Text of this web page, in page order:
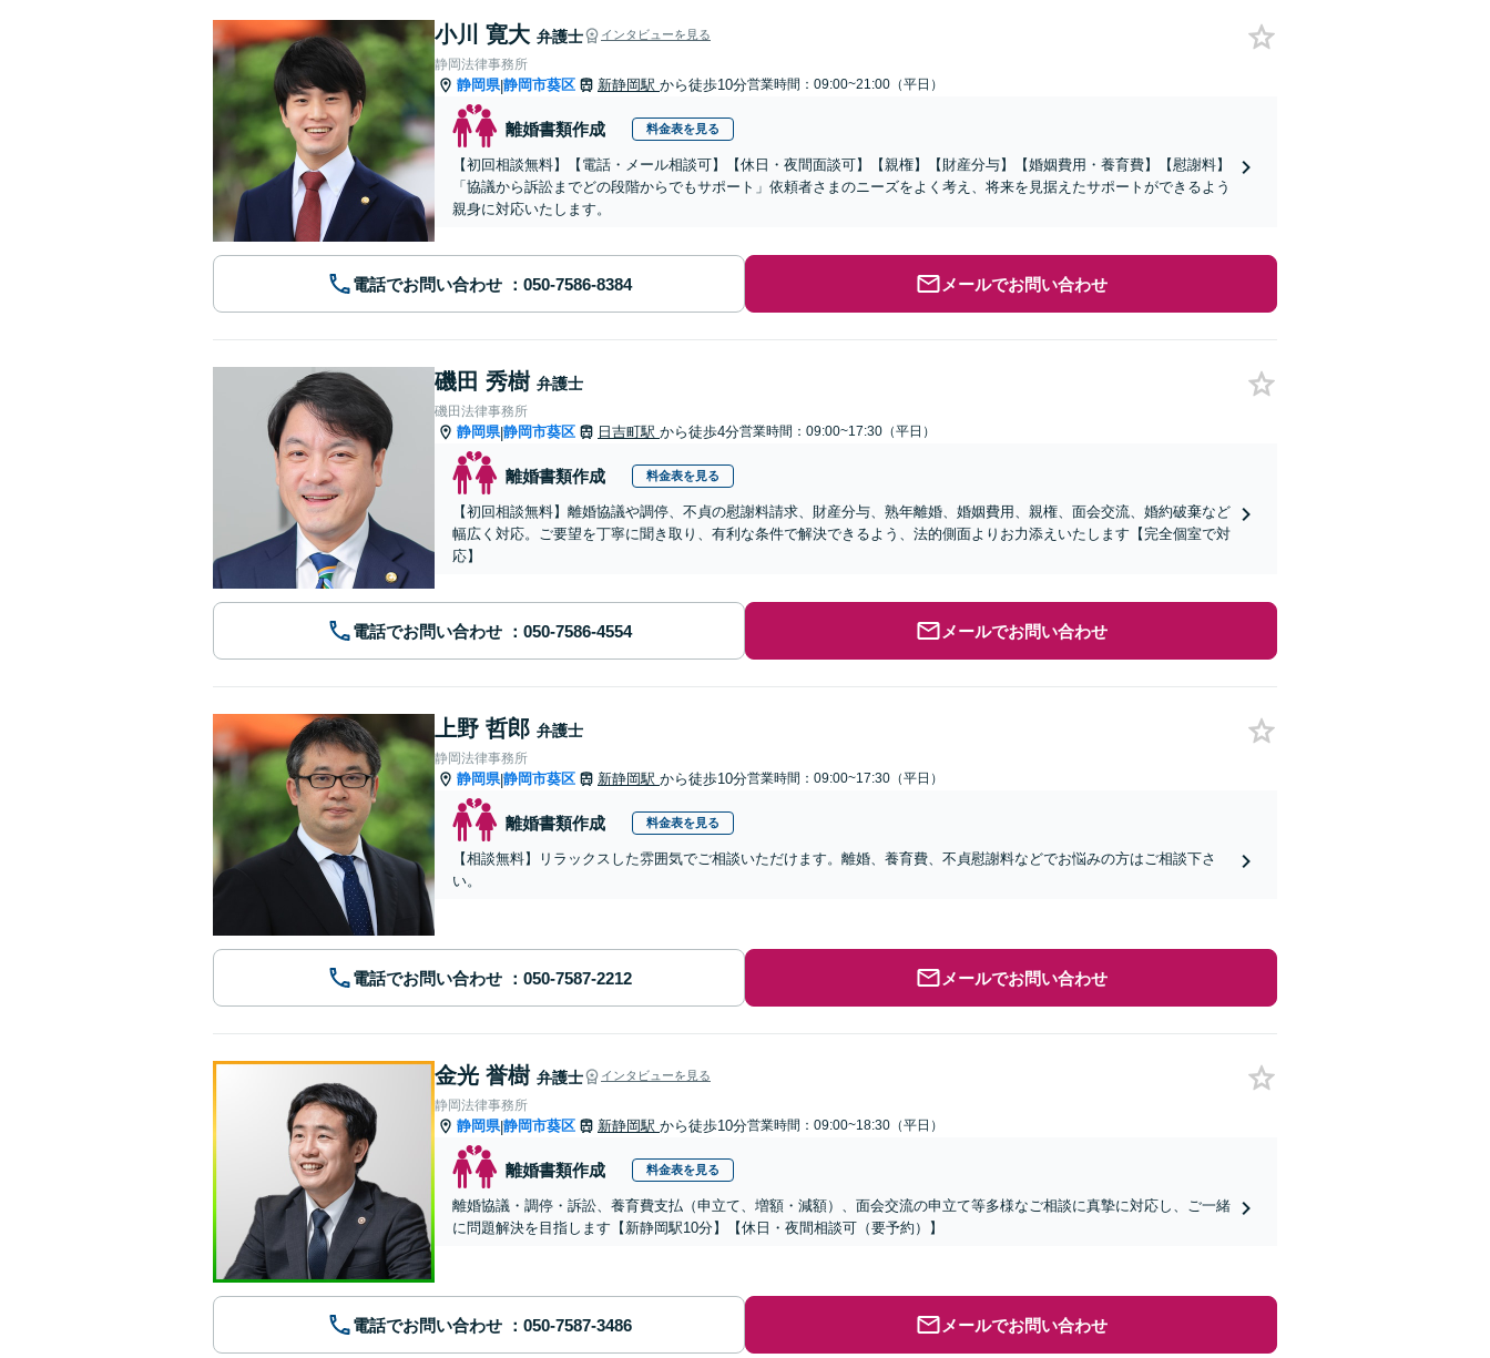
小川 寛大 弁護士 インタビューを見る
静岡法律事務所
静岡県|静岡市葵区 新静岡駅 から徒歩10分営業時間：09:00~21:00（平日）
離婚書類作成 料金表を見る
【初回相談無料】【電話・メール相談可】【休日・夜間面談可】【親権】【財産分与】【婚姻費用・養育費】【慰謝料】
「協議から訴訟までどの段階からでもサポート」依頼者さまのニーズをよく考え、将来を見据えたサポートができるよう
親身に対応いたします。
電話でお問い合わせ メールでお問い合わせ
磯田 秀樹 弁護士
磯田法律事務所
静岡県|静岡市葵区 日吉町駅 から徒歩4分営業時間：09:00~17:30（平日）
離婚書類作成 料金表を見る
【初回相談無料】離婚協議や調停、不貞の慰謝料請求、財産分与、熟年離婚、婚姻費用、親権、面会交流、婚約破棄など
幅広く対応。ご要望を丁寧に聞き取り、有利な条件で解決できるよう、法的側面よりお力添えいたします【完全個室で対
応】
電話でお問い合わせ メールでお問い合わせ
上野 哲郎 弁護士
静岡法律事務所
静岡県|静岡市葵区 新静岡駅 から徒歩10分営業時間：09:00~17:30（平日）
離婚書類作成 料金表を見る
【相談無料】リラックスした雰囲気でご相談いただけます。離婚、養育費、不貞慰謝料などでお悩みの方はご相談下さ
い。
電話でお問い合わせ メールでお問い合わせ
金光 誉樹 弁護士 インタビューを見る
静岡法律事務所
静岡県|静岡市葵区 新静岡駅 から徒歩10分営業時間：09:00~18:30（平日）
離婚書類作成 料金表を見る
離婚協議・調停・訴訟、養育費支払（申立て、増額・減額）、面会交流の申立て等多様なご相談に真摯に対応し、ご一緒
に問題解決を目指します【新静岡駅10分】【休日・夜間相談可（要予約）】
電話でお問い合わせ メールでお問い合わせ